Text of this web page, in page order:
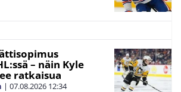
– näin Kyle
ratkaisua
| 07.08.2026 12:34